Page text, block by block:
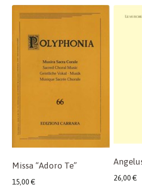
Missa “Adoro Te”
15,00 € 26,00 €